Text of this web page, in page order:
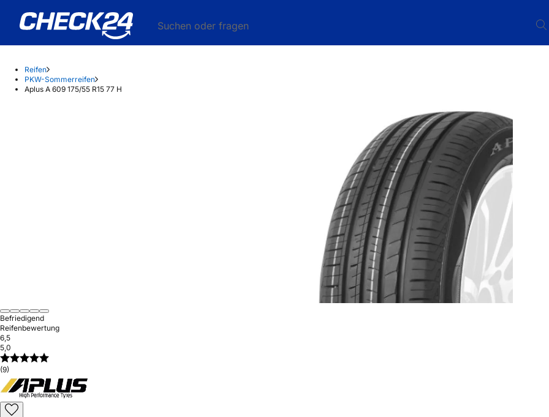
Suchen oder fragen
Reifen
PKW-Sommerreifen
Aplus A 609 175/55 R15 77 H
Befriedigend
Reifenbewertung
6,5
5,0
(9)